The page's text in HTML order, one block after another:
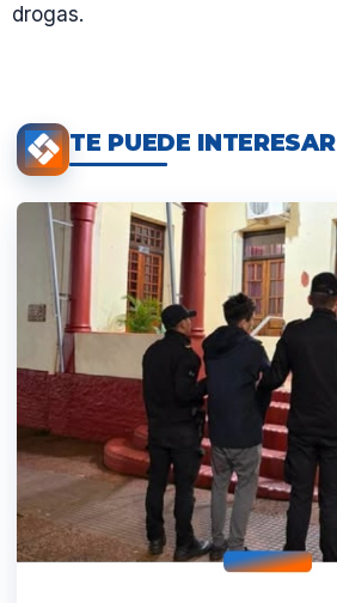
drogas.
TE PUEDE INTERESAR